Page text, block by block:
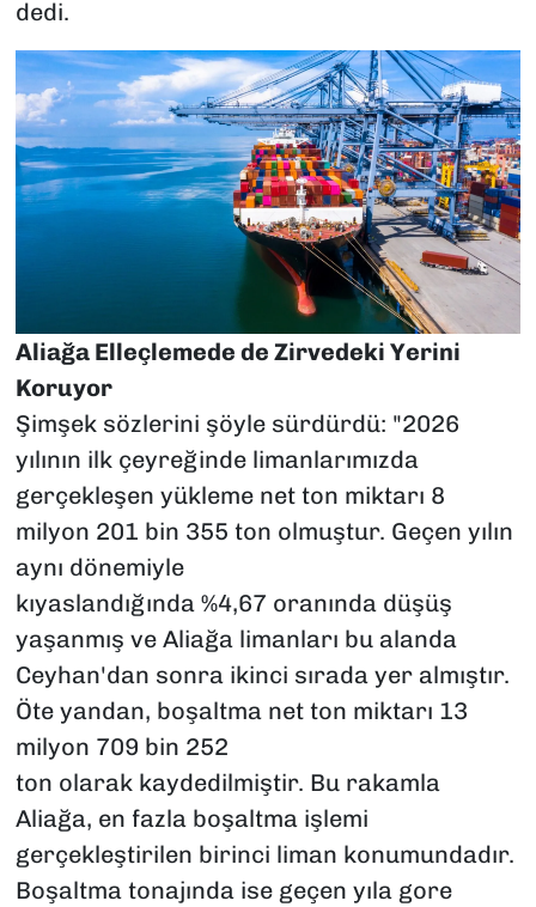
dedi.
Aliağa Elleçlemede de Zirvedeki Yerini
Koruyor
Şimşek sözlerini şöyle sürdürdü: "2026
yılının ilk çeyreğinde limanlarımızda
gerçekleşen yükleme net ton miktarı 8
milyon 201 bin 355 ton olmuştur. Geçen yılın
aynı dönemiyle
kıyaslandığında %4,67 oranında düşüş
yaşanmış ve Aliağa limanları bu alanda
Ceyhan'dan sonra ikinci sırada yer almıştır.
Öte yandan, boşaltma net ton miktarı 13
milyon 709 bin 252
ton olarak kaydedilmiştir. Bu rakamla
Aliağa, en fazla boşaltma işlemi
gerçekleştirilen birinci liman konumundadır.
Boşaltma tonajında ise geçen yıla gore